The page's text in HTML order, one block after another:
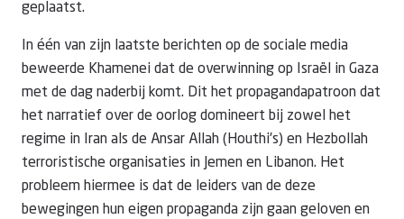
geplaatst.
In één van zijn laatste berichten op de sociale media
beweerde Khamenei dat de overwinning op Israël in Gaza
met de dag naderbij komt. Dit het propagandapatroon dat
het narratief over de oorlog domineert bij zowel het
regime in Iran als de Ansar Allah (Houthi's) en Hezbollah
terroristische organisaties in Jemen en Libanon. Het
probleem hiermee is dat de leiders van de deze
bewegingen hun eigen propaganda zijn gaan geloven en